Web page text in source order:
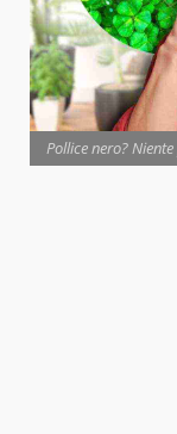
Pollice nero?